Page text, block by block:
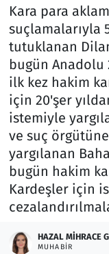
Kara para
suçlamalarıyla
tutuklanan
bugün Anadolu
ilk kez hakim
için 20'şer
istemiyle
ve suç
yargılanan
bugün hakim
Kardeşler için
HAZAL MIHRACE
MUHABIR
Lezzet
Memur ve
Otomobil
Oyun
Ramazan
Resmi İlanlar
Rüya